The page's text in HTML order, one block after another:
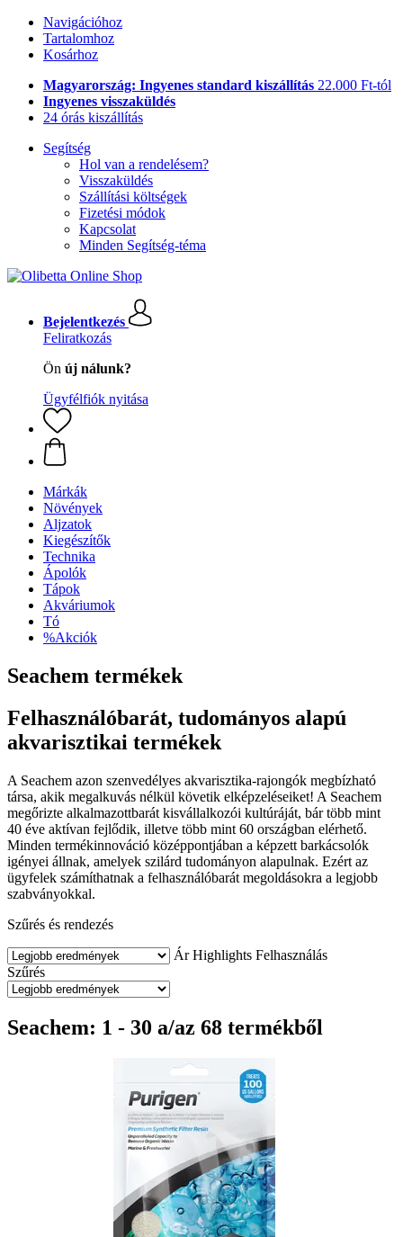
Navigációhoz
Tartalomhoz
Kosárhoz
Magyarország: Ingyenes standard kiszállítás 22.000 Ft-tól
Ingyenes visszaküldés
24 órás kiszállítás
Segítség
Hol van a rendelésem?
Visszaküldés
Szállítási költségek
Fizetési módok
Kapcsolat
Minden Segítség-téma
Bejelentkezés
Feliratkozás
Ön új nálunk?
Ügyfélfiók nyitása
Márkák
Növények
Aljzatok
Kiegészítők
Technika
Ápolók
Tápok
Akváriumok
Tó
%Akciók
Seachem termékek
Felhasználóbarát, tudományos alapú
akvarisztikai termékek
A Seachem azon szenvedélyes akvarisztika-rajongók megbízható
társa, akik megalkuvás nélkül követik elképzeléseiket! A Seachem
megőrizte alkalmazottbarát kisvállalkozói kultúráját, bár több mint
40 éve aktívan fejlődik, illetve több mint 60 országban elérhető.
Minden termékinnováció középpontjában a képzett barkácsolók
igényei állnak, amelyek szilárd tudományon alapulnak. Ezért az
ügyfelek számíthatnak a felhasználóbarát megoldásokra a legjobb
szabványokkal.
Szűrés és rendezés
Ár Highlights Felhasználás
Szűrés
Seachem: 1 - 30 a/az 68 termékből